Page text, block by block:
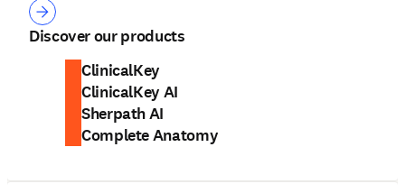
ヘルス
Discover our products
ClinicalKey
ClinicalKey AI
Sherpath AI
Complete Anatomy